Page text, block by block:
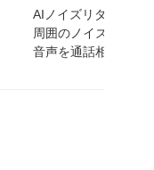
AIノイズリダクショ
周囲のノイズを除去
音声を通話相手に届